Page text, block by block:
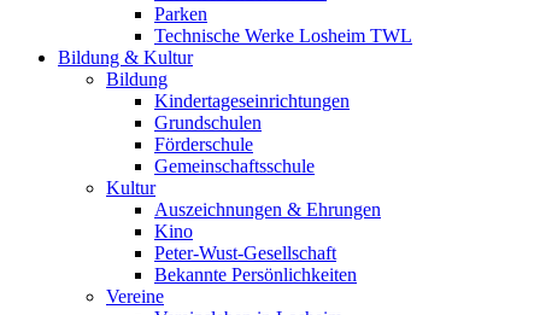
Parken
Technische Werke Losheim TWL
Bildung & Kultur
Bildung
Kindertageseinrichtungen
Grundschulen
Förderschule
Gemeinschaftsschule
Kultur
Auszeichnungen & Ehrungen
Kino
Peter-Wust-Gesellschaft
Bekannte Persönlichkeiten
Vereine